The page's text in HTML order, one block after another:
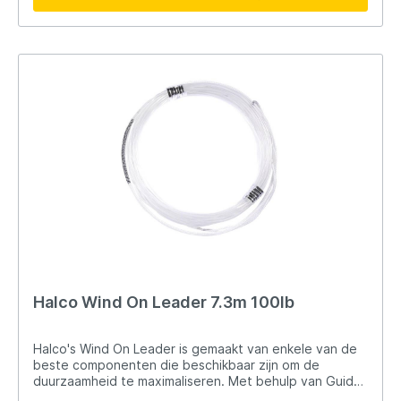
het vissen met pluggen op de oceaan
Halco Wind On Leader 7.3m 100lb
Halco's Wind On Leader is gemaakt van enkele van de
beste componenten die beschikbaar zijn om de
duurzaamheid te maximaliseren. Met behulp van Guides